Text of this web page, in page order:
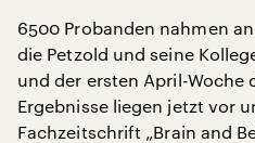
6500 Probanden nahmen
die Petzold und seine
und der ersten April-Woche
Ergebnisse liegen jetzt vor
Fachzeitschrift „Brain and